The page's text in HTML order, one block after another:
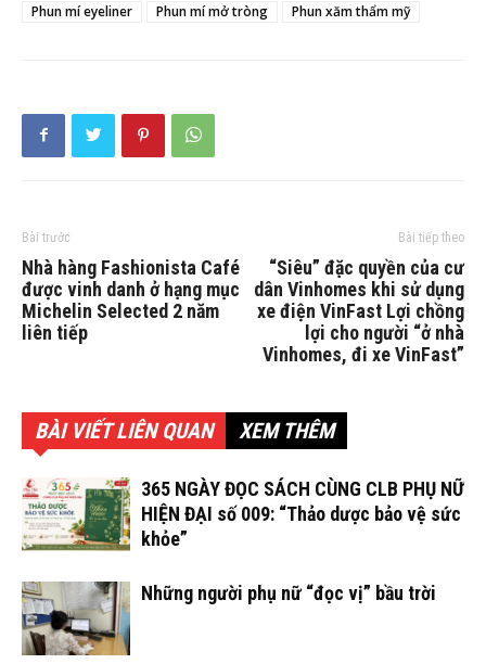
Phun mí eyeliner
Phun mí mở tròng Phun xăm thẩm mỹ
Bài trước
Nhà hàng Fashionista Café
được vinh danh ở hạng mục
Michelin Selected 2 năm
liên tiếp
Bài tiếp theo
“Siêu” đặc quyền của cư
dân Vinhomes khi sử dụng
xe điện VinFast Lợi chồng
lợi cho người “ở nhà
Vinhomes, đi xe VinFast”
BÀI VIẾT LIÊN QUAN XEM THÊM
365 NGÀY ĐỌC SÁCH CÙNG CLB PHỤ NỮ
HIỆN ĐẠI số 009: “Thảo dược bảo vệ sức
khỏe”
Những người phụ nữ “đọc vị” bầu trời